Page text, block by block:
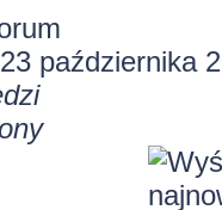
października